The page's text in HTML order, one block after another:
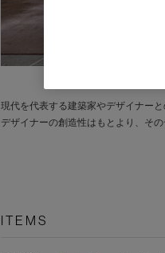
現代を代表する建築家やデザイナー
デザイナーの創造性はもとより、そ
ITEMS